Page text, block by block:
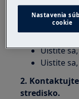
1.
Uistite
Uistite
Uistite
2.
stredisko.
Nastavenia
cookie